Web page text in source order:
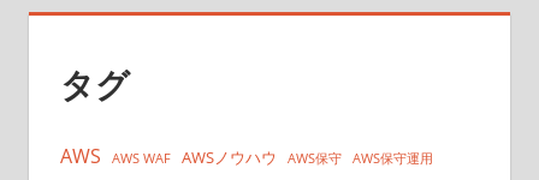
タグ
AWS AWS WAF AWSノウハウ AWS保守 AWS保守運用